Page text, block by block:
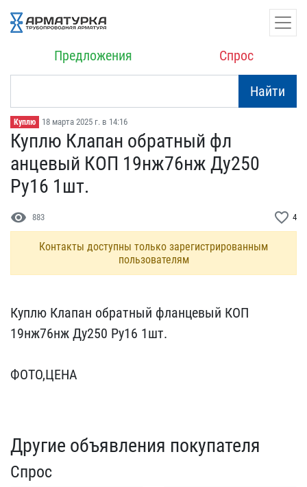
Предложения Спрос
Найти
Куплю 18 марта 2025 г. в 14:16
Куплю Клапан обратный фл​
анцевый КОП 19нж76нж Ду​250
Ру16 1шт.
visibility 883 favorite_border 4
Контакты доступны только зарегистрированным
пользователям
Куплю Клапан обратный фл​анцевый КОП
19нж76нж Ду​250 Ру16 1шт.
ФОТО,ЦЕНА
Другие объявления покупателя
Спрос